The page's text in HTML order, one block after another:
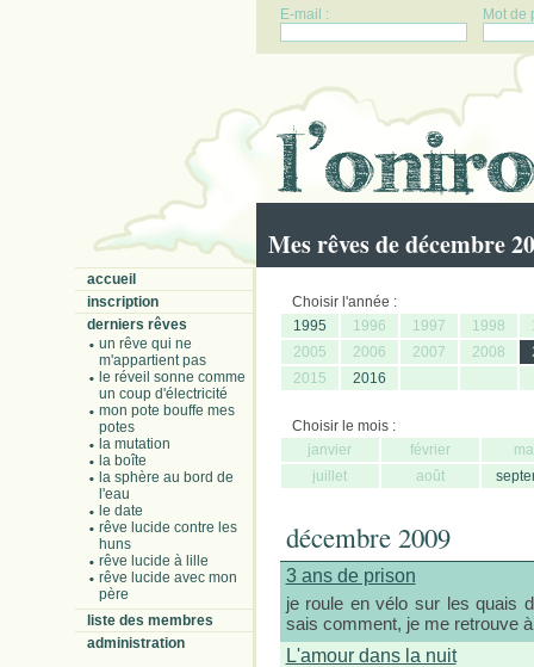
E-mail : Mot de
Mes rêves de décembre
accueil
inscription
derniers rêves
un rêve qui ne
m'appartient pas
le réveil sonne comme
un coup d'électricité
mon pote bouffe mes
potes
la mutation
la boîte
la sphère au bord de
l'eau
le date
rêve lucide contre les
huns
rêve lucide à lille
rêve lucide avec mon
père
liste des membres
administration
Choisir l'année :
1995
1996 1997 1998
2005
2006 2007 2008
2015
2016
Choisir le mois :
janvier
février
juillet
août
décembre 2009
3 ans de prison
je roule en vélo sur les quais
sais comment, je me retrouve
L'amour dans la nuit